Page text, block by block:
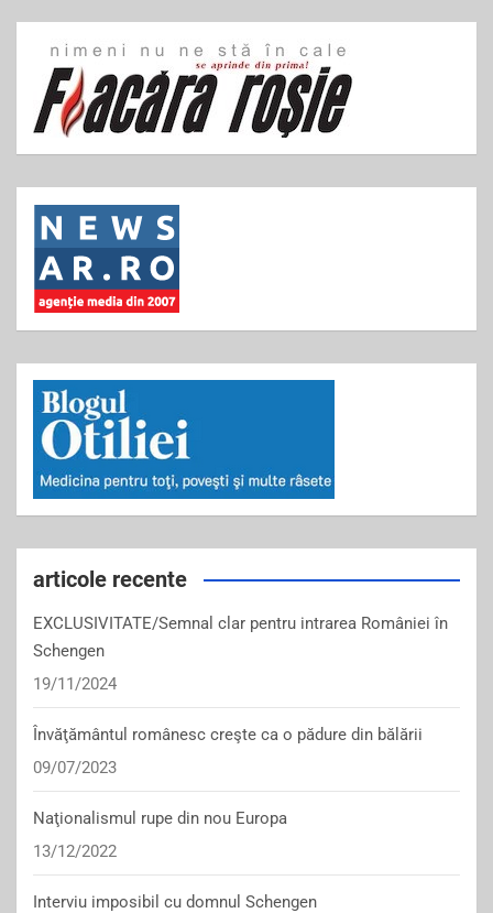
articole recente
EXCLUSIVITATE/Semnal clar pentru intrarea României în
Schengen
19/11/2024
Învăţământul românesc creşte ca o pădure din bălării
09/07/2023
Naţionalismul rupe din nou Europa
13/12/2022
Interviu imposibil cu domnul Schengen